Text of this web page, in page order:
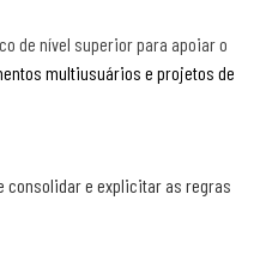
de nível superior para apoiar o
multiusuários e projetos de
consolidar e explicitar as regras